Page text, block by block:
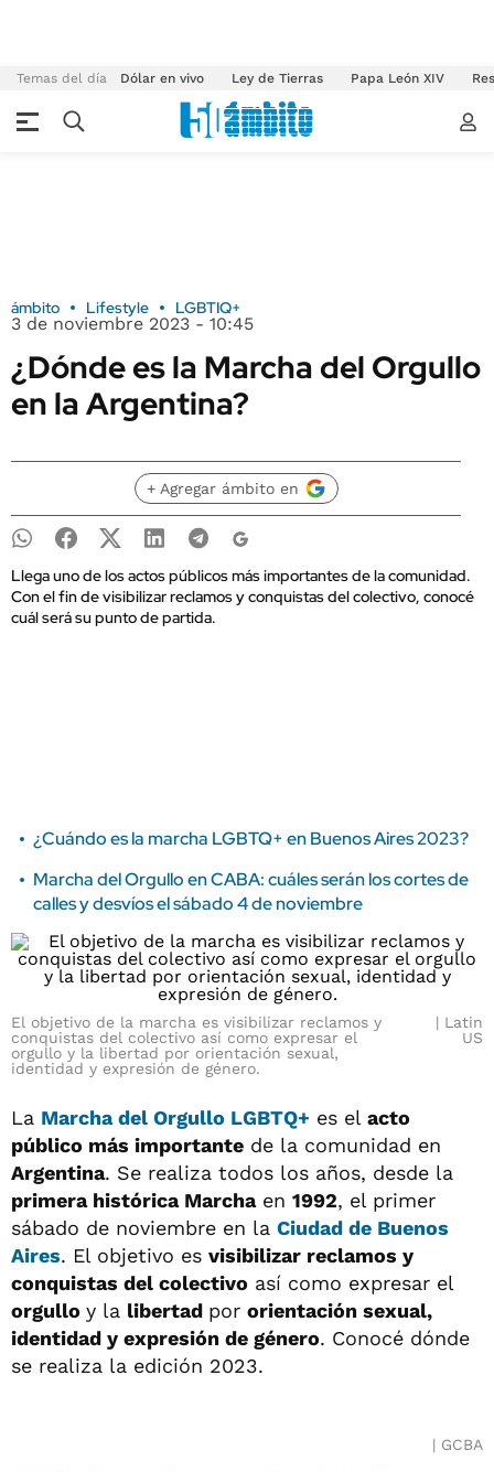
Temas del día Dólar en vivo Ley de Tierras Papa León XIV
ámbito Lifestyle LGBTIQ+
3 de noviembre 2023 - 10:45
¿Dónde es la Marcha del Orgullo
en la Argentina?
+ Agregar ámbito en
Llega uno de los actos públicos más importantes de la comunidad.
Con el fin de visibilizar reclamos y conquistas del colectivo, conocé
cuál será su punto de partida.
¿Cuándo es la marcha LGBTQ+ en Buenos Aires 2023?
Marcha del Orgullo en CABA: cuáles serán los cortes de
calles y desvíos el sábado 4 de noviembre
El objetivo de la marcha es visibilizar reclamos y
conquistas del colectivo así como expresar el
orgullo y la libertad por orientación sexual,
identidad y expresión de género.
Latin
US
La Marcha del Orgullo LGBTQ+ es el acto
público más importante de la comunidad en
Argentina. Se realiza todos los años, desde la
primera histórica Marchaen 1992, el primer
sábado de noviembre en la Ciudad de Buenos
Aires. El objetivo es visibilizar reclamos y
conquistas del colectivo así como expresar el
orgullo y la libertad por orientación sexual,
identidad y expresión de género. Conocé dónde
se realiza la edición 2023.
GCBA